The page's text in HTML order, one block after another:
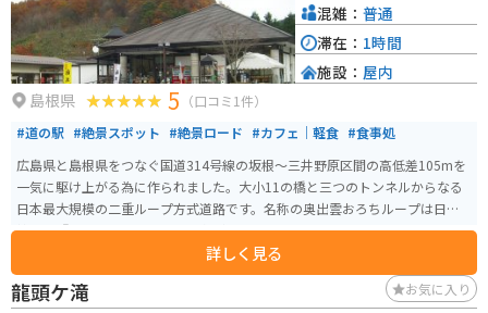
島根県 5 （口コミ1件）
#道の駅 #絶景スポット #絶景ロード #カフェ｜軽食 #食事処
広島県と島根県をつなぐ国道314号線の坂根～三井野原区間の高低差105mを
一気に駆け上がる為に作られました。大小11の橋と三つのトンネルからなる
日本最大規模の二重ループ方式道路です。名称の奥出雲おろちループは日本
神話の『ヤマタノオロチ』より名づけられました。
詳しく見る
混雑： 普通
滞在： 1時間
施設： 屋内
龍頭ケ滝 お気に入り